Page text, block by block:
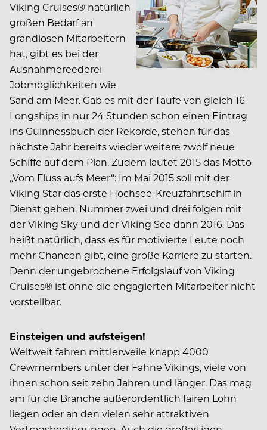
Viking Cruises® natürlich
großen Bedarf an
grandiosen Mitarbeitern
hat, gibt es bei der
Ausnahmereederei
Jobmöglichkeiten wie
Sand am Meer. Gab es mit der Taufe von gleich 16
Longships in nur 24 Stunden schon einen Eintrag
ins Guinnessbuch der Rekorde, stehen für das
nächste Jahr bereits wieder weitere zwölf neue
Schiffe auf dem Plan. Zudem lautet 2015 das Motto
„Vom Fluss aufs Meer“: Im Mai 2015 soll mit der
Viking Star das erste Hochsee-Kreuzfahrtschiff in
Dienst gehen, Nummer zwei und drei folgen mit
der Viking Sky und der Viking Sea dann 2016. Das
heißt natürlich, dass es für motivierte Leute noch
mehr Chancen gibt, eine große Karriere zu starten.
Denn der ungebrochene Erfolgslauf von Viking
Cruises® ist ohne die engagierten Mitarbeiter nicht
vorstellbar.
Einsteigen und aufsteigen!
Weltweit fahren mittlerweile knapp 4000
Crewmembers unter der Fahne Vikings, viele von
ihnen schon seit zehn Jahren und länger. Das mag
am für die Branche außerordentlich fairen Lohn
liegen oder an den vielen sehr attraktiven